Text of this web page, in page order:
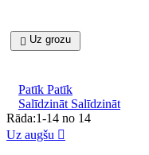
 Uz grozu
Patīk Patīk
Salīdzināt Salīdzināt
Rāda:1-14 no 14
Uz augšu 